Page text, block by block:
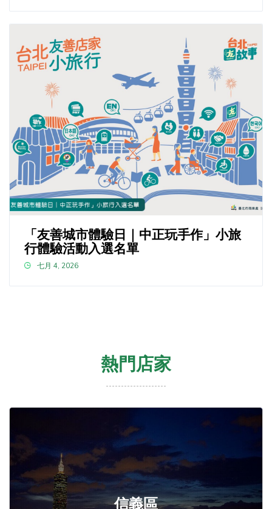
「友善城市體驗日｜中正玩手作」小旅
行體驗活動入選名單
七月 4, 2026
熱門店家
信義區